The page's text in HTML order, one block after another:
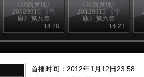
《丝路发现》
20120316 《阜
康》第八集
14:29
《丝路发现》
20120315 《阜
康》第六集
14:23
首播时间：2012年1月12日23:58